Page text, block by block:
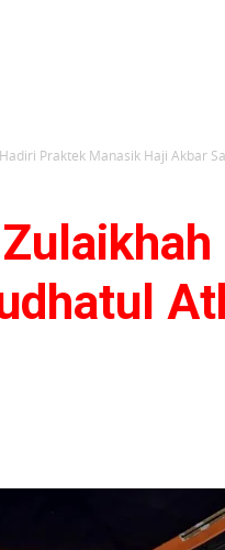
Praktek Manasik Haji Akbar